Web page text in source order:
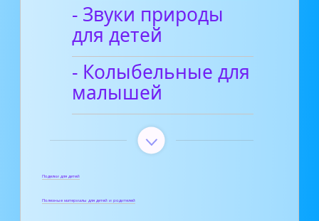
- Звуки природы
для детей
- Колыбельные для
малышей
Поделки для детей
Полезные материалы для детей и родителей